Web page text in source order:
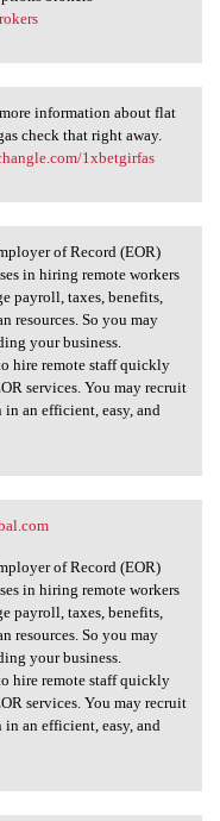
more
information about flat
check that right away.
1xbetgirfas
Employer of
of Record (EOR)
in hiring remote workers
payroll, taxes, benefits,
resources. So you may
your business.
hire remote staff quickly
services. You may recruit
an efficient, easy, and
of Record (EOR)
in hiring remote workers
payroll, taxes, benefits,
resources. So you may
your business.
hire remote staff quickly
services. You may recruit
an efficient, easy, and